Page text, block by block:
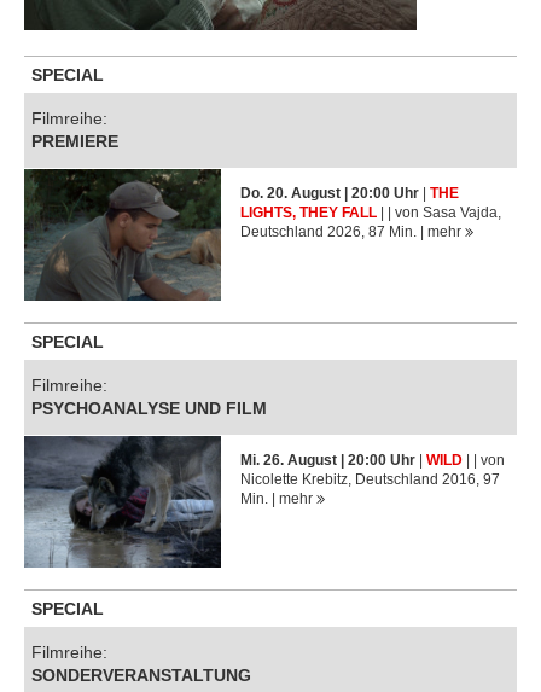
SPECIAL
Filmreihe:
PREMIERE
Do. 20. August | 20:00 Uhr |THE
LIGHTS, THEY FALL
| | von Sasa Vajda,
Deutschland 2026, 87 Min. |mehr
SPECIAL
Filmreihe:
PSYCHOANALYSE UND FILM
Mi. 26. August | 20:00 Uhr |WILD | | von
Nicolette Krebitz, Deutschland 2016, 97
Min. |mehr
SPECIAL
Filmreihe:
SONDERVERANSTALTUNG